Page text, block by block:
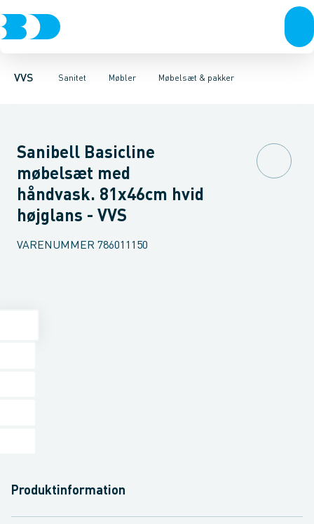
VVS Sanitet
Rør & fittingsPressfittings & rørKuglehaner & ventiler
Møbler
Toiletter, sæder og cisterner VaskeArmaturer
Møbelsæt & pakker
Møbelsæt & pakkerUnderskabeHøjskabeOverskabe
Sanibell Basicline
møbelsæt med
håndvask. 81x46cm hvid
højglans - VVS
VARENUMMER 786011150
Produktinformation